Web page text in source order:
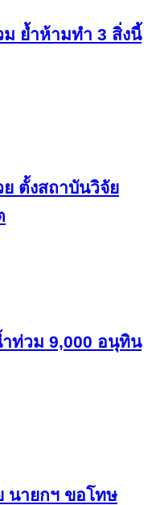
ม ย้ำห้ามทำ 3 สิ่งนี้
ตั้งสถาบันวิจัย
ำท่วม 9,000 อนุทิน
นายกฯ ขอโทษ